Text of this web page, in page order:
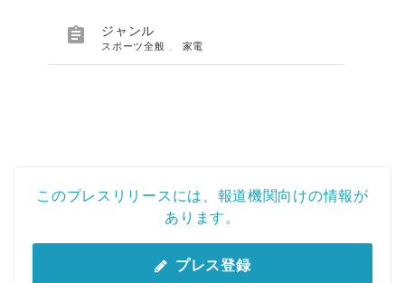
 ジャンル
スポーツ全般 家電
このプレスリリースには、報道機関向けの情報が
あります。
プレス登録